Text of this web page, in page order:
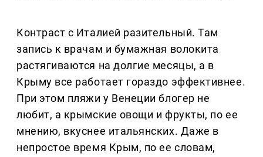
Контраст с Италией разительный. Там
запись к врачам и бумажная волокита
растягиваются на долгие месяцы, а в
Крыму все работает гораздо эффективнее.
При этом пляжи у Венеции блогер не
любит, а крымские овощи и фрукты, по ее
мнению, вкуснее итальянских. Даже в
непростое время Крым, по ее словам,